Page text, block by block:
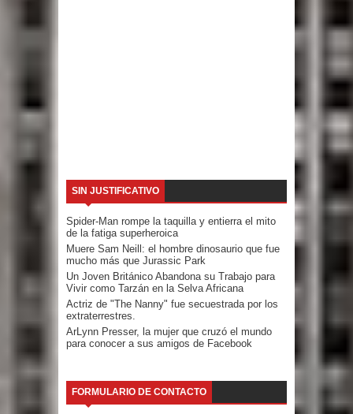
SIN JUSTIFICATIVO
Spider-Man rompe la taquilla y entierra el mito
de la fatiga superheroica
Muere Sam Neill: el hombre dinosaurio que fue
mucho más que Jurassic Park
Un Joven Británico Abandona su Trabajo para
Vivir como Tarzán en la Selva Africana
Actriz de "The Nanny" fue secuestrada por los
extraterrestres.
ArLynn Presser, la mujer que cruzó el mundo
para conocer a sus amigos de Facebook
FORMULARIO DE CONTACTO